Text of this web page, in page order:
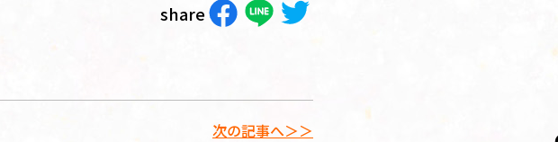
share
次の記事へ＞＞